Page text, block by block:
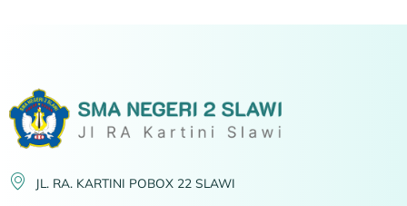
JL. RA. KARTINI POBOX 22 SLAWI